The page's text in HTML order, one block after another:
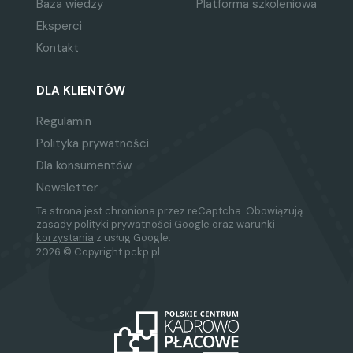
użyciu połączonych tabel.
Tworzenie raportu w formie
tabeli i wykresu
przestawnego.
Tworzenie kolumn
Tworzenie miar przy użyciu
języka DAX.
Baza wiedzy
Eksperci
Kontakt
Platforma szkoleniowa
DLA KLIENTÓW
Regulamin
Polityka prywatności
Dla konsumentów
Newsletter
Ta strona jest chroniona przez reCaptcha. Obowiązują
zasady polityki prywatności Google oraz warunki
korzystania z usług Google.
2026 © Copyright pckp.pl